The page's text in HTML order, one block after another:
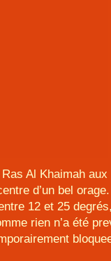
Al Khaimah
d’un bel
12 et 25
rien n’a été